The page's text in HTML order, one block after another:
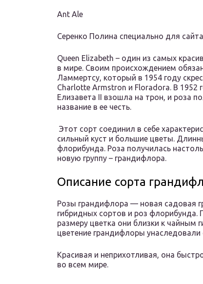
Ant Ale
Серенко Полина специально для
Queen Elizabeth – один из самых
в мире. Своим происхождением
Ламмертсу, который в 1954 году
Charlotte Armstron и Floradora. В 1952
Елизавета II взошла на трон, и роза
название в ее честь.
Этот сорт соединил в себе
сильный куст и большие цветы.
флорибунда. Роза получилась
новую группу – грандифлора.
Описание сорта
Розы грандифлора — новая садовая
гибридных сортов и роз
размеру цветка они близки к чайным
цветение грандифлоры
Красивая и неприхотливая, она
во всем мире.